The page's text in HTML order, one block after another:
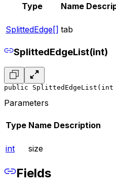
Type Name
SplittedEdge[] tab
SplittedEdgeList(int)
public SplittedEdgeList(int
Parameters
Type Name Description
int size
Fields